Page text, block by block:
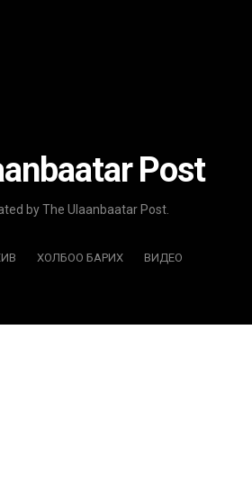
Post
by The Ulaanbaatar Post.
ХОЛБОО БАРИХ ВИДЕО